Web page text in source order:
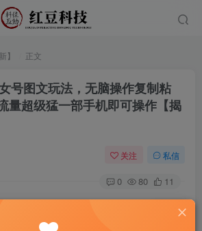
】 正文
号图文玩法，无脑操作复制粘
量超级猛一部手机即可操作【揭
关注 私信
0 80 11
已售 34